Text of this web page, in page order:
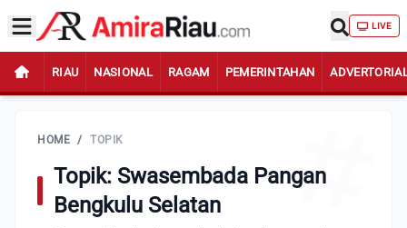
LIVE
RIAU NASIONAL RAGAM PEMERINTAHAN
HOME / TOPIK
Topik: Swasembada Pangan
Bengkulu Selatan